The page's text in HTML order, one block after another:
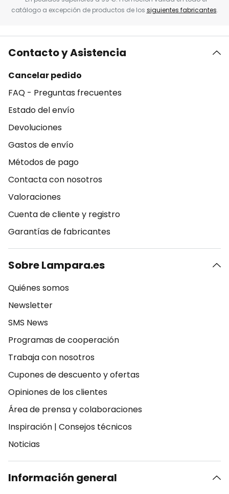
catálogo a excepción de productos de los siguientes fabricantes.
Contacto y Asistencia
Cancelar pedido
FAQ - Preguntas frecuentes
Estado del envío
Devoluciones
Gastos de envío
Métodos de pago
Contacta con nosotros
Valoraciones
Cuenta de cliente y registro
Garantías de fabricantes
Sobre Lampara.es
Quiénes somos
Newsletter
SMS News
Programas de cooperación
Trabaja con nosotros
Cupones de descuento y ofertas
Opiniones de los clientes
Área de prensa y colaboraciones
Inspiración | Consejos técnicos
Noticias
Información general